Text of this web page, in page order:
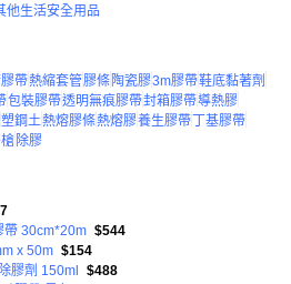
他生活安全用品
帶熱縮套管膠條 陶瓷膠3m膠帶鞋底黏著劑
包裝膠帶透明無痕膠帶封箱膠帶導熱膠
塑鋼土熱熔膠條熱熔膠養生膠帶 丁基膠帶
除膠
帶 30cm*20m $544
x 50m $154
膠劑 150ml
$488